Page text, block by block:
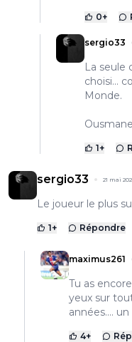
0+
sergio33
La seule
choisi...
Monde.
1+
sergio33 21 mai
Le joueur le plus
1+ Répondre
maximus261
Tu as
yeux sur
années....
4+